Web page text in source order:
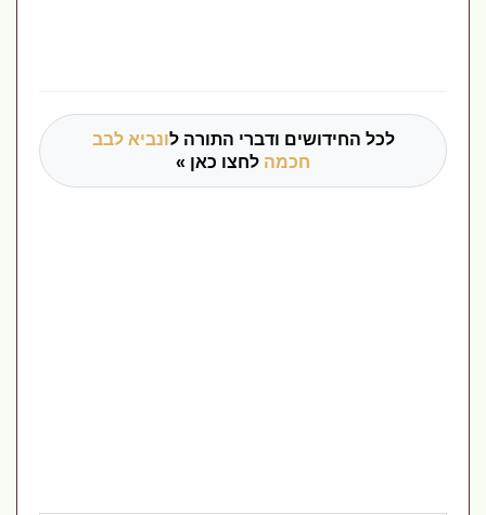
לכל החידושים ודברי התורה לונביא לבב
חכמהלחצו כאן »